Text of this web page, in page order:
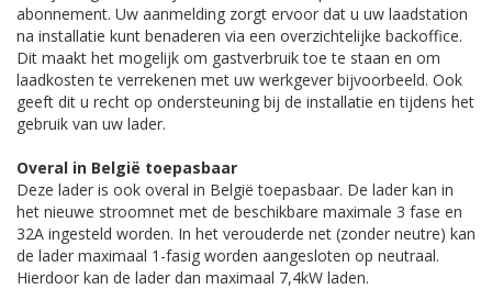
abonnement. Uw aanmelding zorgt ervoor dat u uw laadstation
na installatie kunt benaderen via een overzichtelijke backoffice.
Dit maakt het mogelijk om gastverbruik toe te staan en om
laadkosten te verrekenen met uw werkgever bijvoorbeeld. Ook
geeft dit u recht op ondersteuning bij de installatie en tijdens het
gebruik van uw lader.
Overal in België toepasbaar
Deze lader is ook overal in België toepasbaar. De lader kan in
het nieuwe stroomnet met de beschikbare maximale 3 fase en
32A ingesteld worden. In het verouderde net (zonder neutre) kan
de lader maximaal 1-fasig worden aangesloten op neutraal.
Hierdoor kan de lader dan maximaal 7,4kW laden.